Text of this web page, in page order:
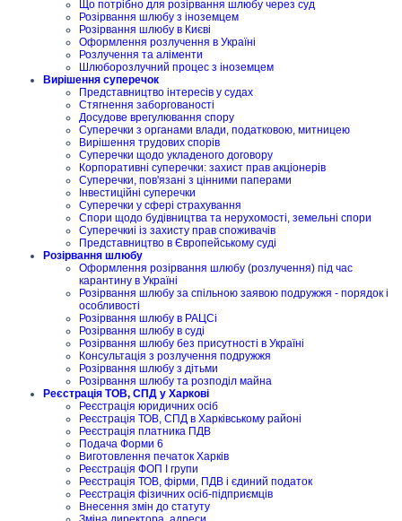
Що потрібно для розірвання шлюбу через суд
Розірвання шлюбу з іноземцем
Розірвання шлюбу в Києві
Оформлення розлучення в Україні
Розлучення та аліменти
Шлюборозлучний процес з іноземцем
Вирішення суперечок
Представництво інтересів у судах
Стягнення заборгованості
Досудове врегулювання спору
Суперечки з органами влади, податковою, митницею
Вирішення трудових спорів
Суперечки щодо укладеного договору
Корпоративні суперечки: захист прав акціонерів
Суперечки, пов'язані з цінними паперами
Інвестиційні суперечки
Суперечки у сфері страхування
Спори щодо будівництва та нерухомості, земельні спори
Суперечкиі із захисту прав споживачів
Представництво в Європейському суді
Розірвання шлюбу
Оформлення розірвання шлюбу (розлучення) під час
карантину в Україні
Розірвання шлюбу за спільною заявою подружжя - порядок і
особливості
Розірвання шлюбу в РАЦСі
Розірвання шлюбу в суді
Розірвання шлюбу без присутності в Україні
Консультація з розлучення подружжя
Розірвання шлюбу з дітьми
Розірвання шлюбу та розподіл майна
Реєстрація ТОВ, СПД у Харкові
Реєстрація юридичних осіб
Реєстрація ТОВ, СПД в Харківському районі
Реєстрація платника ПДВ
Подача Форми 6
Виготовлення печаток Харків
Реєстрація ФОП I групи
Реєстрація ТОВ, фірми, ПДВ і єдиний податок
Реєстрація фізичних осіб-підприємців
Внесення змін до статуту